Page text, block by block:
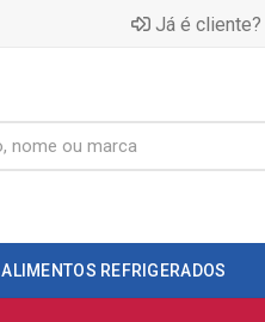
Já é cliente?
ALIMENTOS REFRIGERADOS